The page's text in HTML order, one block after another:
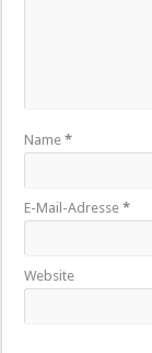
Name*
E-Mail-Adresse*
Website